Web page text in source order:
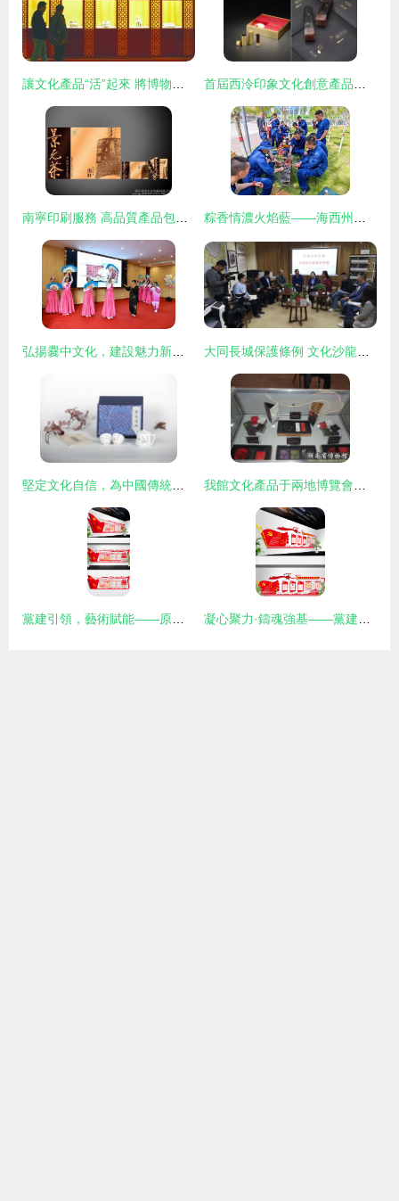
讓文化產品“活”起來 將博物館帶回家的創新實踐 首屆西泠印象文化創意產品設計大賽 傳承與創新的文化交融
南寧印刷服務 高品質產品包裝盒定制與藝術活動策劃一體化解決方案 粽香情濃火焰藍——海西州消防救援支隊端午節期間文化生活精彩紛呈
弘揚爨中文化，建設魅力新院 曲靖市中醫醫院2021年5·12國際護士節慶祝活動紀實 大同長城保護條例 文化沙龍第三期共獻良策，藝術活動策劃為保護賦能
堅定文化自信，為中國傳統文化添彩 中宇力度致敬改革開放四十載藝術盛典 我館文化產品于兩地博覽會喜獲四項殊榮
黨建引領，藝術賦能——原創黨建文化墻模板設計與藝術活動策劃的創新融合 凝心聚力·鑄魂強基——黨建文化墻模版設計理念與實踐